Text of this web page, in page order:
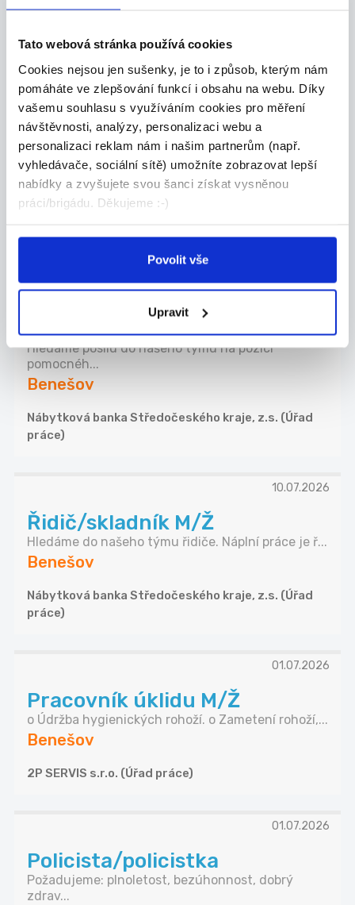
Tato webová stránka používá cookies
Cookies nejsou jen sušenky, je to i způsob, kterým nám
pomáháte ve zlepšování funkcí i obsahu na webu. Díky
vašemu souhlasu s využíváním cookies pro měření
návštěvnosti, analýzy, personalizaci webu a
personalizaci reklam nám i našim partnerům (např.
vyhledávače, sociální sítě) umožníte zobrazovat lepší
nabídky a zvyšujete svou šanci získat vysněnou
práci/brigádu. Děkujeme :-)
Povolit vše
Upravit
Vychovatel/ka školní družiny
a školního klubu M/...
Hledáme nové kolegyně a kolegy do našeho týmu
na...
Benešov
ARCHA základní škola a mateřská škola při Církvi
Závozník/ice, pomocný/á
pracovník/ice
Hledáme posilu do našeho týmu na pozici
pomocnéh...
Benešov
Nábytková banka Středočeského kraje, z.s. (Úřad
práce)
10.07.2026
Řidič/skladník M/Ž
Hledáme do našeho týmu řidiče. Náplní práce je ř...
Benešov
Nábytková banka Středočeského kraje, z.s. (Úřad
práce)
01.07.2026
Pracovník úklidu M/Ž
o Údržba hygienických rohoží. o Zametení rohoží,...
Benešov
2P SERVIS s.r.o. (Úřad práce)
01.07.2026
Policista/policistka
Požadujeme: plnoletost, bezúhonnost, dobrý
zdrav...